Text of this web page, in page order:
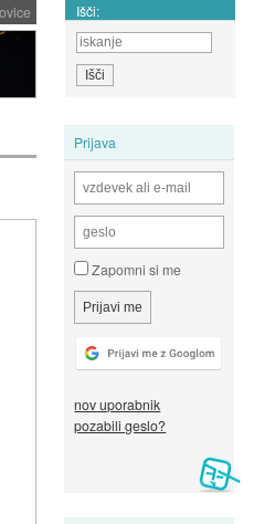
Išči:
Prijava
Zapomni si me
nov uporabnik
pozabili geslo?